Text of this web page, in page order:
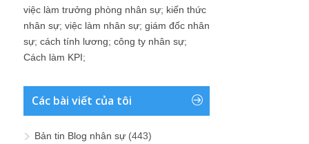
việc làm trưởng phòng nhân sự; kiến thức
nhân sự; việc làm nhân sự; giám đốc nhân
sự; cách tính lương; công ty nhân sự;
Cách làm KPI;
Các bài viết của tôi
Bản tin Blog nhân sự (443)